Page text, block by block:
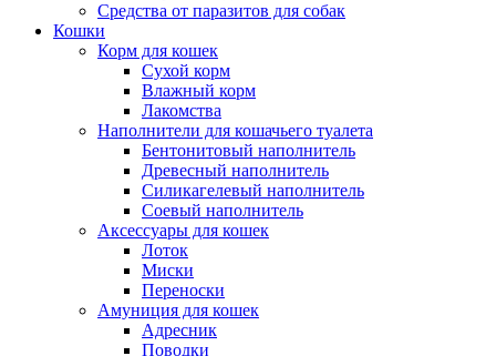
Средства от паразитов для собак
Кошки
Корм для кошек
Сухой корм
Влажный корм
Лакомства
Наполнители для кошачьего туалета
Бентонитовый наполнитель
Древесный наполнитель
Силикагелевый наполнитель
Соевый наполнитель
Аксессуары для кошек
Лоток
Миски
Переноски
Амуниция для кошек
Адресник
Поводки